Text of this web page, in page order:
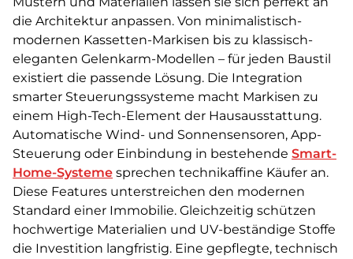
die Architektur anpassen. Von minimalistisch-
modernen Kassetten-Markisen bis zu klassisch-
eleganten Gelenkarm-Modellen – für jeden Baustil
existiert die passende Lösung. Die Integration
smarter Steuerungssysteme macht Markisen zu
einem High-Tech-Element der Hausausstattung.
Automatische Wind- und Sonnensensoren, App-
Steuerung oder Einbindung in bestehende Smart-
Home-Systeme sprechen technikaffine Käufer an.
Diese Features unterstreichen den modernen
Standard einer Immobilie. Gleichzeitig schützen
hochwertige Materialien und UV-beständige Stoffe
die Investition langfristig. Eine gepflegte, technisch